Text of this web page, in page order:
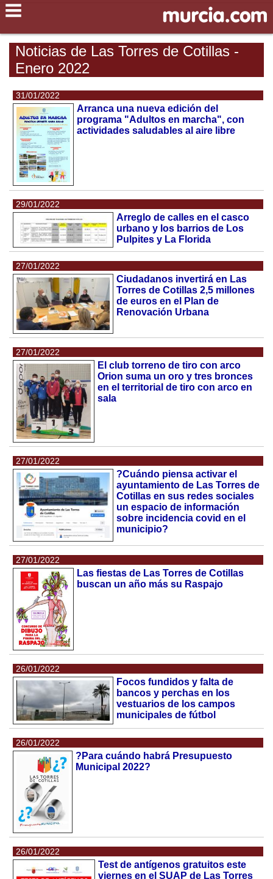
Noticias de Las Torres de Cotillas -
Enero 2022
31/01/2022
Arranca una nueva edición del
programa "Adultos en marcha", con
actividades saludables al aire libre
29/01/2022
Arreglo de calles en el casco
urbano y los barrios de Los
Pulpites y La Florida
27/01/2022
Ciudadanos invertirá en Las
Torres de Cotillas 2,5 millones
de euros en el Plan de
Renovación Urbana
27/01/2022
El club torreno de tiro con arco
Orion suma un oro y tres bronces
en el territorial de tiro con arco en
sala
27/01/2022
?Cuándo piensa activar el
ayuntamiento de Las Torres de
Cotillas en sus redes sociales
un espacio de información
sobre incidencia covid en el
municipio?
27/01/2022
Las fiestas de Las Torres de Cotillas
buscan un año más su Raspajo
26/01/2022
Focos fundidos y falta de
bancos y perchas en los
vestuarios de los campos
municipales de fútbol
26/01/2022
?Para cuándo habrá Presupuesto
Municipal 2022?
26/01/2022
Test de antígenos gratuitos este
viernes en el SUAP de Las Torres